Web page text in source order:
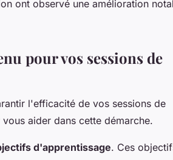
ont observé une amélioration
pour vos sessions de
l'efficacité de vos sessions de
aider dans cette démarche.
d'apprentissage. Ces